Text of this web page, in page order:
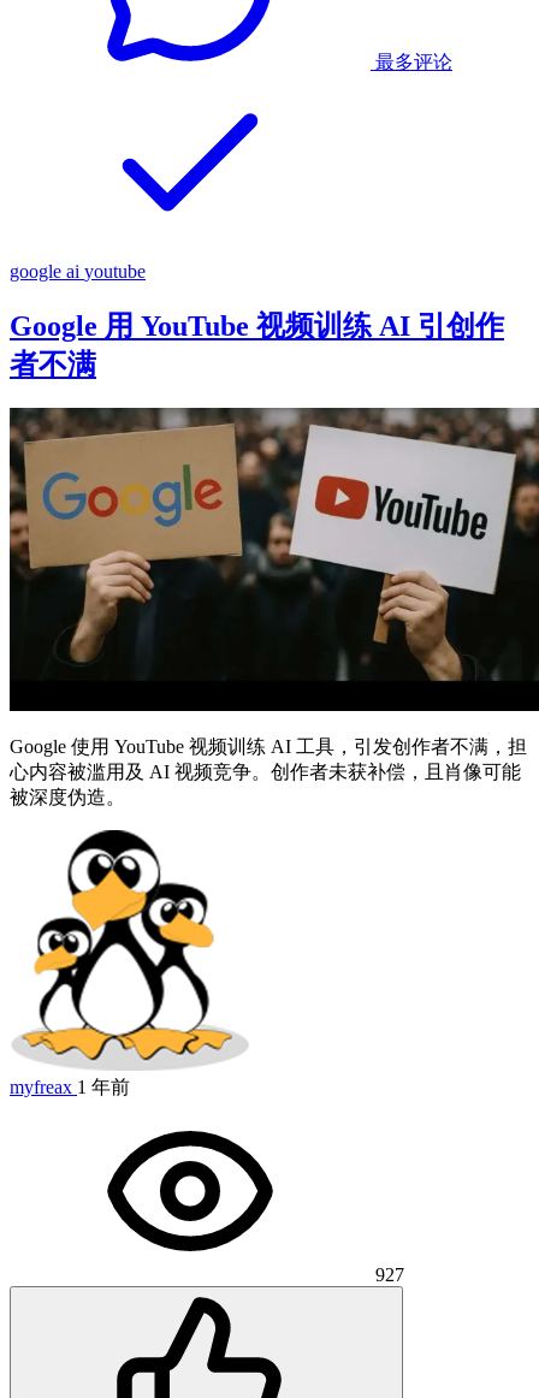
最多评论
google ai youtube
Google 用 YouTube 视频训练 AI 引创作
者不满
Google 使用 YouTube 视频训练 AI 工具，引发创作者不满，担
心内容被滥用及 AI 视频竞争。创作者未获补偿，且肖像可能
被深度伪造。
myfreax 1 年前
927